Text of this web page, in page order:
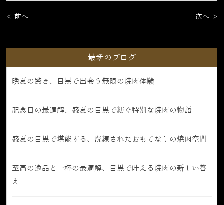
< 前へ 次へ >
最新のブログ
晩夏の驚き、目黒で出会う無限の焼肉体験
記念日の最適解、盛夏の目黒で紡ぐ特別な焼肉の物語
盛夏の目黒で堪能する、洗練されたおもてなしの焼肉空間
至高の逸品と一杯の最適解、目黒で叶える焼肉の新しい答
え